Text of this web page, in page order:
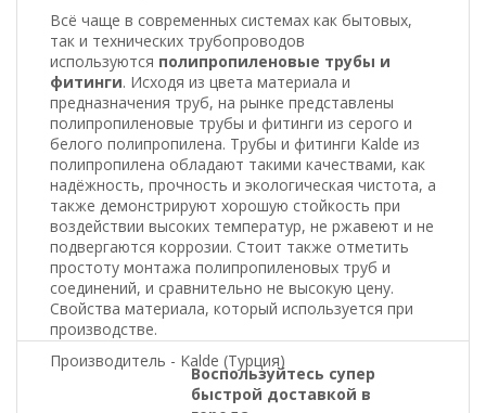
Всё чаще в современных системах как бытовых,
так и технических трубопроводов
используются полипропиленовые трубы и
фитинги. Исходя из цвета материала и
предназначения труб, на рынке представлены
полипропиленовые трубы и фитинги из серого и
белого полипропилена. Трубы и фитинги Kalde из
полипропилена обладают такими качествами, как
надёжность, прочность и экологическая чистота, а
также демонстрируют хорошую стойкость при
воздействии высоких температур, не ржавеют и не
подвергаются коррозии. Стоит также отметить
простоту монтажа полипропиленовых труб и
соединений, и сравнительно не высокую цену.
Свойства материала, который используется при
производстве.
Производитель - Kalde (Турция)
Воспользуйтесь супер
быстрой доставкой в